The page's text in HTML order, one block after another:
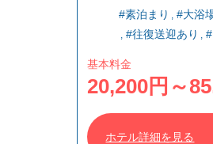
#素泊まり #大浴
#往復送迎あり
基本料金
20,200円～
ホテル詳細を見る